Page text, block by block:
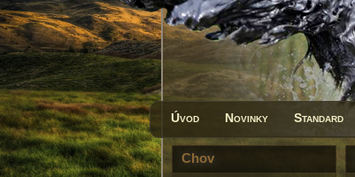
Úvod Novinky Standard
Chov